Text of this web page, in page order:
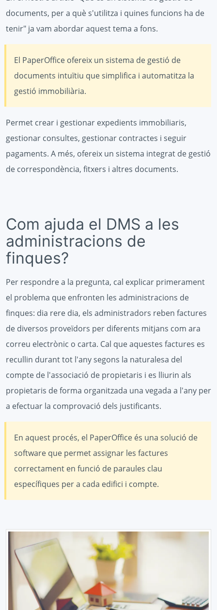
documents, per a què s'utilitza i quines funcions ha de
tenir" ja vam abordar aquest tema a fons.
El PaperOffice ofereix un sistema de gestió de
documents intuïtiu que simplifica i automatitza la
gestió immobiliària.
Permet crear i gestionar expedients immobiliaris,
gestionar consultes, gestionar contractes i seguir
pagaments. A més, ofereix un sistema integrat de gestió
de correspondència, fitxers i altres documents.
Com ajuda el DMS a les
administracions de
finques?
Per respondre a la pregunta, cal explicar primerament
el problema que enfronten les administracions de
finques: dia rere dia, els administradors reben factures
de diversos proveïdors per diferents mitjans com ara
correu electrònic o carta. Cal que aquestes factures es
recullin durant tot l'any segons la naturalesa del
compte de l'associació de propietaris i es lliurin als
propietaris de forma organitzada una vegada a l'any per
a efectuar la comprovació dels justificants.
En aquest procés, el PaperOffice és una solució de
software que permet assignar les factures
correctament en funció de paraules clau
específiques per a cada edifici i compte.